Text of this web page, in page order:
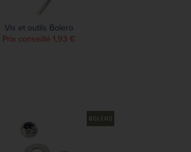
Vis et outils Bolero
Prix conseillé 1,93 €